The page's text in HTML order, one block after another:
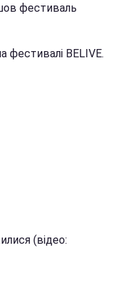
фестиваль
фестивалі BELIVE.
(відео: